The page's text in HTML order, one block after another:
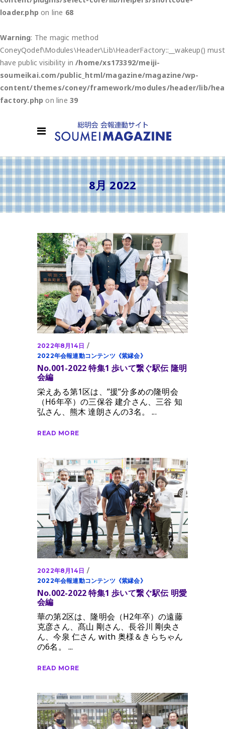
loader.php on line 68
Warning: The magic method
ConeyQodef\Modules\Header\Lib\HeaderFactory::__wakeup() must
have public visibility in/home/xs173392/meiji-
soumeikai.com/public_html/magazine/magazine/wp-
content/themes/coney/framework/modules/header/lib/
factory.php on line39
8月 2022
2022年8月14日
2022年会報連動コンテンツ《紫縁会》
No.001-2022 特集1 歩いて繋ぐ駅伝 隆明
会編
栄えある第1区は、”援”分多めの隆明会
（H6年卒）の三保谷 建介さん、三谷 知
弘さん、熊木 達朗さんの3名。
READ MORE
2022年8月14日
2022年会報連動コンテンツ《紫縁会》
No.002-2022 特集1 歩いて繋ぐ駅伝 明愛
会編
華の第2区は、隆明会（H2年卒）の遠藤
克彦さん、髙山 剛さん、長谷川 剛央さ
ん、今泉 仁さん with 奥様＆きらちゃん
の6名。
READ MORE